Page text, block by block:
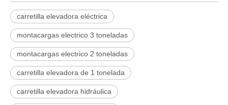
carretilla elevadora eléctrica
montacargas electrico 3 toneladas
montacargas electrico 2 toneladas
carretilla elevadora de 1 tonelada
carretilla elevadora hidráulica